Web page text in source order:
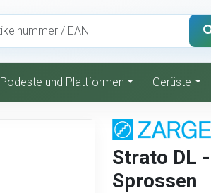
Podeste und Plattformen Gerüste
Strato DL
Sprossen